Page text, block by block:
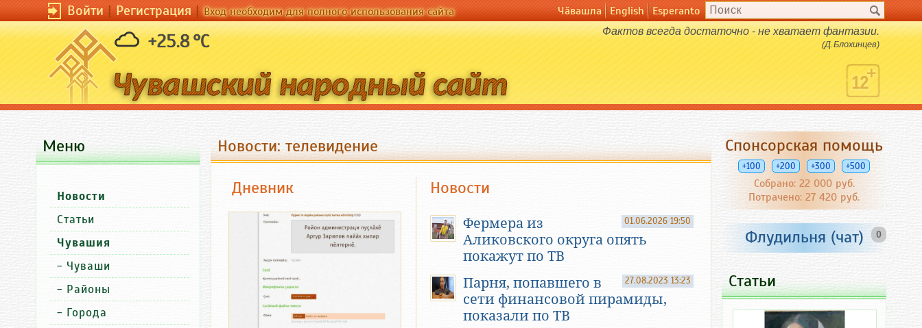
Войти|Регистрация|Вход необходим для полного использования сайта Чӑвашла English Esperanto
+25.8 °C Фактов всегда достаточно - не хватает фантазии.
(Д.Блохинцев)
Новости: телевидение
Дневник Новости
01.06.2026 19:50
Фермера из
Аликовского округа опять
покажут по ТВ
27.08.2023 13:23
Парня, попавшего в
сети финансовой пирамиды,
показали по ТВ
Меню
Новости
Статьи
Чувашия
- Чуваши
- Районы
- Города
Спонсорская помощь
+100 +200 +300 +500
Собрано: 22 000 руб.
Потрачено: 27 420 руб.
0
Флудильня (чат)
Статьи